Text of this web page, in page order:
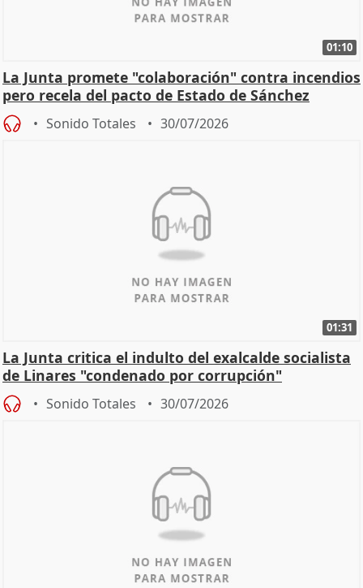
01:10
La Junta promete "colaboración" contra incendios
pero recela del pacto de Estado de Sánchez
Sonido Totales 30/07/2026
01:31
La Junta critica el indulto del exalcalde socialista
de Linares "condenado por corrupción"
Sonido Totales 30/07/2026